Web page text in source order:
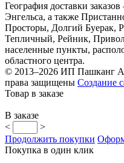
География доставки
Энгельса, а также
Просторы, Долгий Буерак,
Тепличный, Рейник,
населенные пункты,
областного центра.
© 2013–2026 ИП Пашканг
права защищены Создание
Товар в заказе
В заказе
<
>
Продолжить покупки
Покупка в один клик